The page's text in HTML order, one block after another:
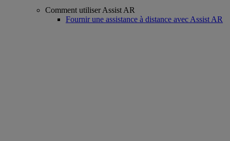
Comment utiliser Assist AR
Fournir une assistance à distance avec Assist AR